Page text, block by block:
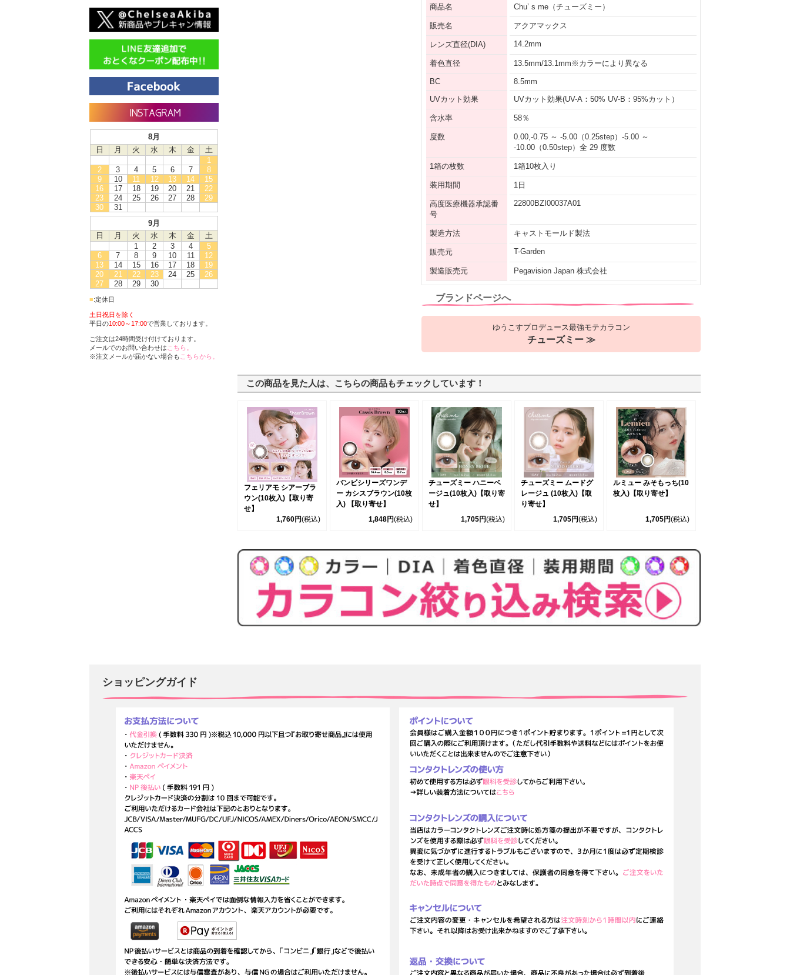
8月
日
月 火 水 木 金
土
1
2
3 4 5 6 7
8
9
10 11 12 13 14
15
16
17 18 19 20 21
22
23
24 25 26 27 28
29
30
31
9月
日
月 火 水 木 金
土
1
2 3 4
5
6
7 8 9 10 11
12
13
14 15 16 17 18
19
20
21 22 23 24 25
26
27
28 29 30
■:定休日
土日祝日を除く
平日の10:00～17:00で営業しております。
ご注文は24時間受け付けております。
メールでのお問い合わせは こちら。
※注文メールが届かない場合も こちらから。
商品名 Chu’ s me（チューズミー）
販売名 アクアマックス
レンズ直径(DIA) 14.2mm
着色直径 13.5mm/13.1mm※カラーにより異なる
BC
8.5mm
UVカット効果
UVカット効果(UV-A：50% UV-B：95%カット）
含水率 58％
度数
0.00,-0.75 ～ -5.00（0.25step）-5.00 ～
-10.00（0.50step）全 29 度数
1箱の枚数 1箱10枚入り
装用期間 1日
高度医療機器承認番
号
22800BZI00037A01
製造方法 キャストモールド製法
販売元 T-Garden
製造販売元 Pegavision Japan 株式会社
ブランドページへ
ゆうこすプロデュース最強モテカラコン
チューズミー ≫
この商品を見た人は、こちらの商品もチェックしています！
フェリアモ シアーブラ
ウン(10枚入)【取り寄
せ】
1,760円(税込)
バンビシリーズワンデ
ー カシスブラウン(10枚
入) 【取り寄せ】
1,848円(税込)
チューズミー ハニーベ
ージュ(10枚入)【取り寄
せ】
1,705円(税込)
チューズミー ムードグ
レージュ (10枚入)【取
り寄せ】
1,705円(税込)
ルミュー みそもっち(10
枚入)【取り寄せ】
1,705円(税込)
ショッピングガイド